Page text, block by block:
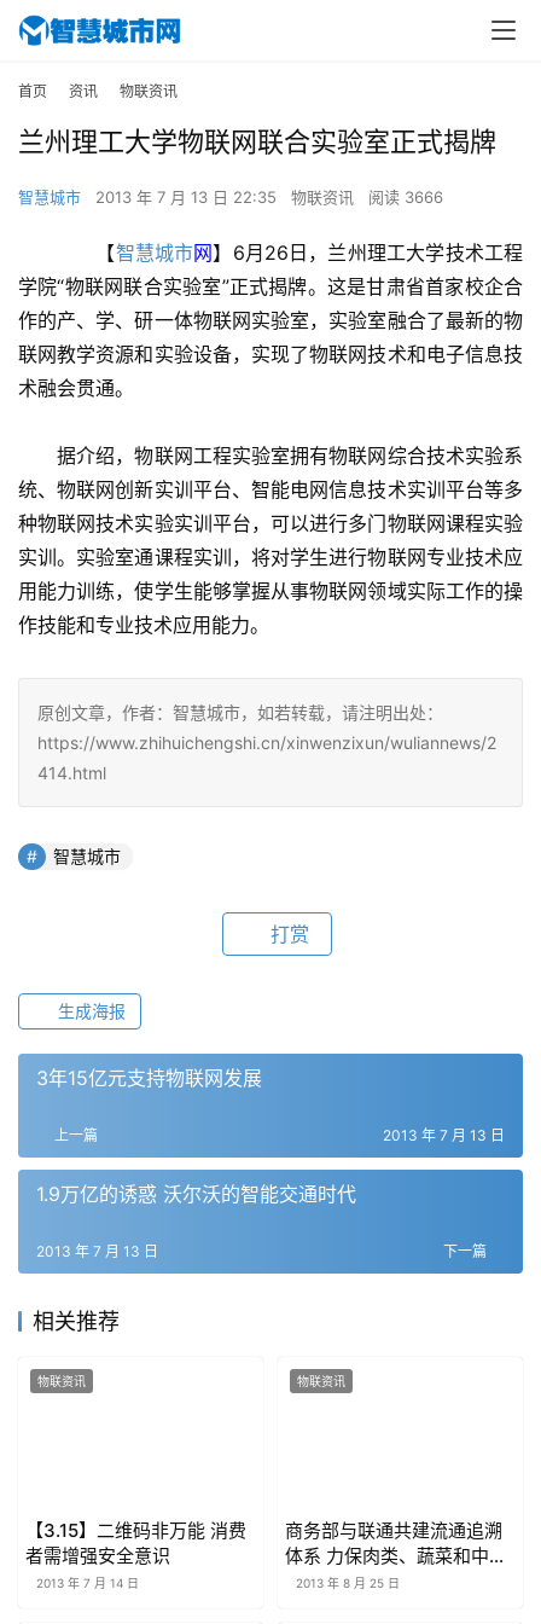
首页 资讯 物联资讯
兰州理工大学物联网联合实验室正式揭牌
智慧城市 2013 年 7 月 13 日 22:35 物联资讯 阅读 3666
【智慧城市网】6月26日，兰州理工大学技术工程
学院“物联网联合实验室”正式揭牌。这是甘肃省首家校企合
作的产、学、研一体物联网实验室，实验室融合了最新的物
联网教学资源和实验设备，实现了物联网技术和电子信息技
术融会贯通。
据介绍，物联网工程实验室拥有物联网综合技术实验系
统、物联网创新实训平台、智能电网信息技术实训平台等多
种物联网技术实验实训平台，可以进行多门物联网课程实验
实训。实验室通课程实训，将对学生进行物联网专业技术应
用能力训练，使学生能够掌握从事物联网领域实际工作的操
作技能和专业技术应用能力。
原创文章，作者：智慧城市，如若转载，请注明出处：
https://www.zhihuichengshi.cn/xinwenzixun/wuliannews/2
414.html
智慧城市
打赏
生成海报
3年15亿元支持物联网发展
上一篇 2013 年 7 月 13 日
1.9万亿的诱惑 沃尔沃的智能交通时代
下一篇
2013 年 7 月 13 日
相关推荐
物联资讯
【3.15】二维码非万能 消费
者需增强安全意识
2013 年 7 月 14 日
物联资讯
商务部与联通共建流通追溯
体系 力保肉类、蔬菜和中药
材市场安全
2013 年 8 月 25 日